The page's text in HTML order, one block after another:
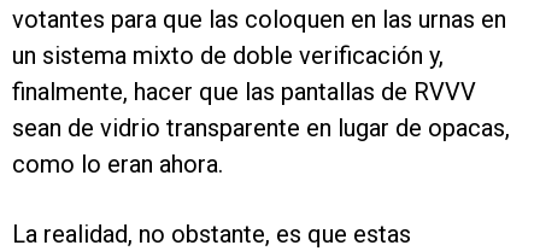
votantes para que las coloquen en las urnas en
un sistema mixto de doble verificación y,
finalmente, hacer que las pantallas de RVVV
sean de vidrio transparente en lugar de opacas,
como lo eran ahora.
La realidad, no obstante, es que estas